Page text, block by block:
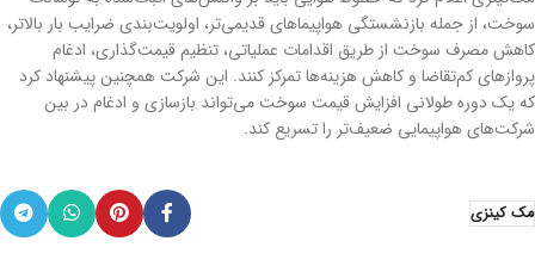
سوخت، از جمله بازنشستگی هواپیماهای قدیمی‌تر، اولویت‌بندی ضرایب بار بالاتر،
کاهش مصرف سوخت از طریق اقدامات عملیاتی، تنظیم قیمت‌گذاری، ادغام
پروازهای کم‌تقاضا و کاهش هزینه‌ها تمرکز کنند. این شرکت همچنین پیشنهاد کرد
که یک دوره طولانی افزایش قیمت سوخت می‌تواند بازسازی و ادغام در بین
شرکت‌های هواپیمایی ضعیف‌تر را تسریع کند.
مک کینزی